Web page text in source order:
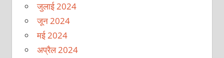
जुलाई 2024
जून 2024
मई 2024
अप्रैल 2024